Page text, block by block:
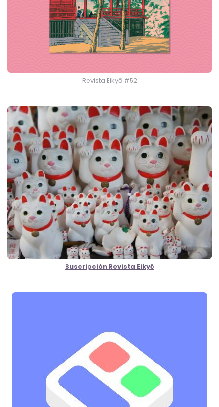
Revista Eikyō #52
Suscripción Revista Eikyō